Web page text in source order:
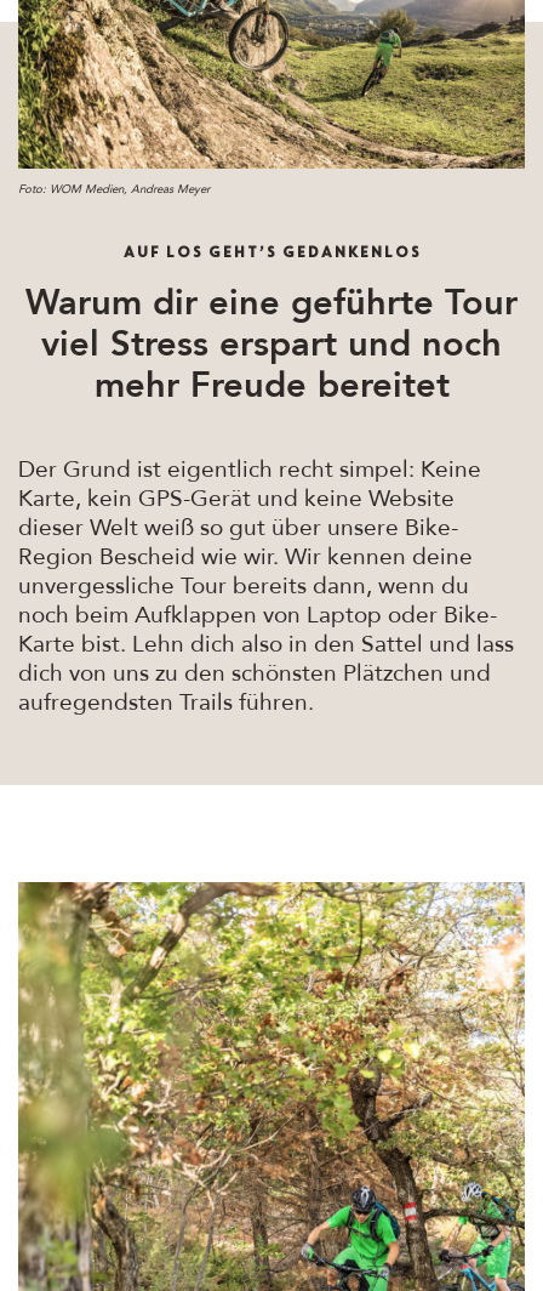
Foto: WOM Medien, Andreas Meyer
AUF LOS GEHT’S GEDANKENLOS
Warum dir eine geführte Tour
viel Stress erspart und noch
mehr Freude bereitet
Der Grund ist eigentlich recht simpel: Keine
Karte, kein GPS-Gerät und keine Website
dieser Welt weiß so gut über unsere Bike-
Region Bescheid wie wir. Wir kennen deine
unvergessliche Tour bereits dann, wenn du
noch beim Aufklappen von Laptop oder Bike-
Karte bist. Lehn dich also in den Sattel und lass
dich von uns zu den schönsten Plätzchen und
aufregendsten Trails führen.